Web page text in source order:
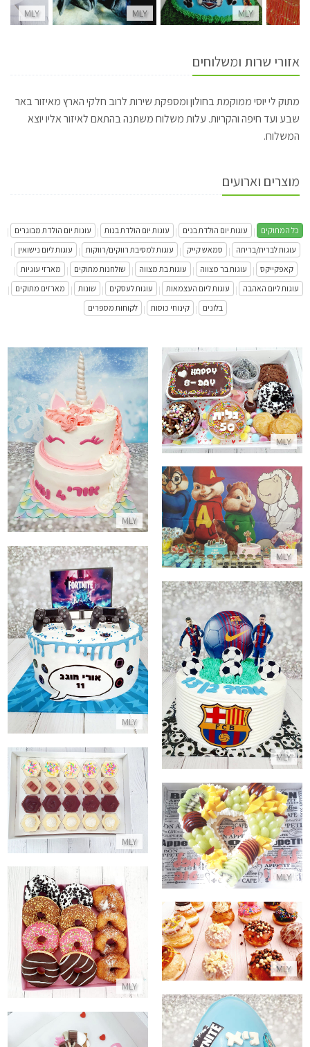
MLY
MLY
MLY
אזורי שרות ומשלוחים
מתוק לי יוסי ממוקמת בחולון ומספקת שירות לרוב חלקי הארץ מאיזור באר
שבע ועד חיפה והקריות. עלות משלוח משתנה בהתאם לאיזור אליו יוצא
המשלוח.
מוצרים וארועים
כל המתוקים | עוגות יום הולדת בנים | עוגות יום הולדת בנות | עוגות יום הולדת מבוגרים
|
עוגות לברית/בריתה
| סמאש קייק | עוגות למסיבת רווקים/רווקות | עוגות ליום נישואין
|
קאפקייקס | עוגות בר מצווה | עוגות בת מצווה | שולחנות מתוקים | מארזי עוגיות |
עוגות ליום האהבה
| עוגות ליום העצמאות | עוגות לעסקים | שונות | מארזים מתוקים
|
בלונים
| קינוחי כוסות | לקוחות מספרים
MLY
עוגת חד קרן
MLY
מארז קינוחים עם משלוח ליום הולדת
התקשר/י
MLY
בר מתוקים מעורב ציפמאנקס וניקי
התקשר/י
MLY
עוגה פורטנייט FORTNITE BATTLE ROYALE
התקשר/י
MLY
עוגת כדורגל
התקשר/י
MLY
קינוחי כוסות במגוון טעמים
התקשר/י
MLY
עוגת לב פירות
התקשר/י
MLY
מארז סופגניות דונאטס לחנוכה
התקשר/י
MLY
סופגניות לחג
התקשר/י